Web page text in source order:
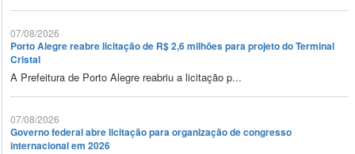
07/08/2026
Porto Alegre reabre licitação de R$ 2,6 milhões para projeto do Terminal
Cristal
A Prefeitura de Porto Alegre reabriu a licitação p...
07/08/2026
Governo federal abre licitação para organização de congresso
internacional em 2026